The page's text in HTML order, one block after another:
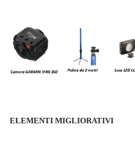
ELEMENTI MIGLIORATIVI